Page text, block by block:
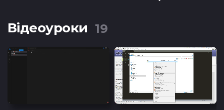
Тест Java Spring
Тест з
Відеоуроки 19